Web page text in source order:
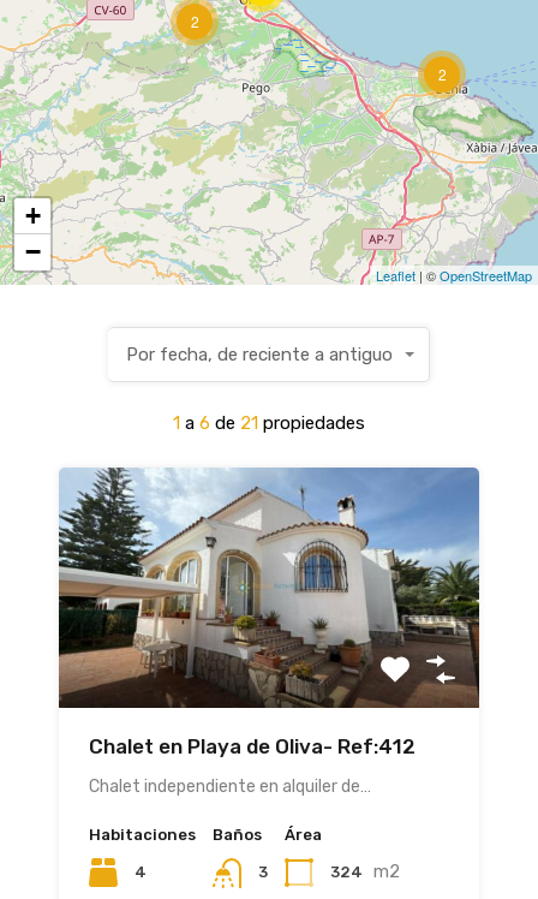
2
2
+
−
Leaflet | ©OpenStreetMap
1 a 6 de 21 propiedades
Por fecha, de reciente a antiguo
Chalet en Playa de Oliva- Ref:412
Chalet independiente en alquiler de…
Habitaciones
4
Baños
3
Área
324 m2